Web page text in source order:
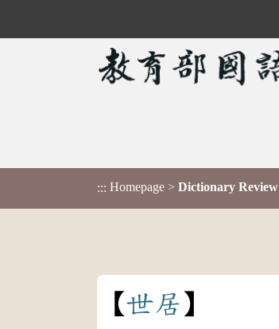
::: Homepage > Dictionary Review
世居